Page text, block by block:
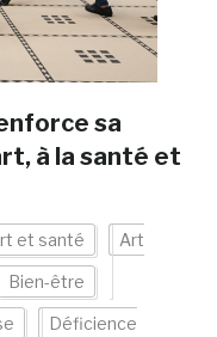
sa
à la santé et
et santé Art
Bien-être
Déficience